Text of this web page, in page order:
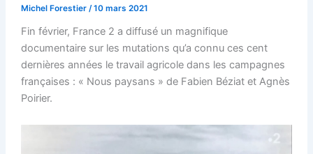
Michel Forestier /10 mars 2021
Fin février, France 2 a diffusé un magnifique
documentaire sur les mutations qu’a connu ces cent
dernières années le travail agricole dans les campagnes
françaises : « Nous paysans » de Fabien Béziat et Agnès
Poirier.